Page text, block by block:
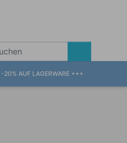
20% AUF LAGERWARE +++